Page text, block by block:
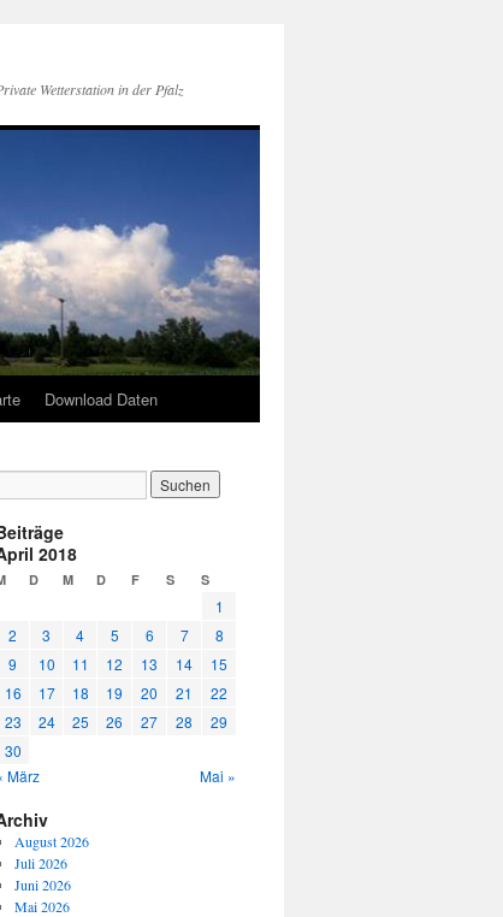
Wetterstation in der Pfalz
Download Daten
2018
D M D F S S
1
2
3 4 5 6 7
8
9
10 11 12 13 14
15
16
17 18 19 20 21
22
23
24 25 26 27 28
29
30
März
Mai »
August 2026
Juli 2026
Juni 2026
Mai 2026